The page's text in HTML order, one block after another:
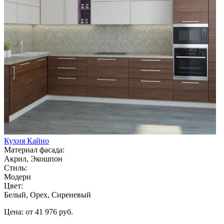
Кухня Кайно
Материал фасада:
Акрил, Экошпон
Стиль:
Модерн
Цвет:
Белый, Орех, Сиреневый
Цена: от 41 976 руб.